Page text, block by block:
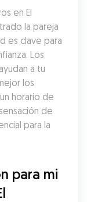
en El
la pareja
es clave para
Los
a tu
los
horario de
de
para la
para mi